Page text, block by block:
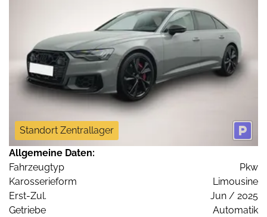
Standort Zentrallager
Allgemeine Daten:
Fahrzeugtyp
Pkw
Karosserieform
Limousine
Erst-Zul.
Jun / 2025
Getriebe
Automatik